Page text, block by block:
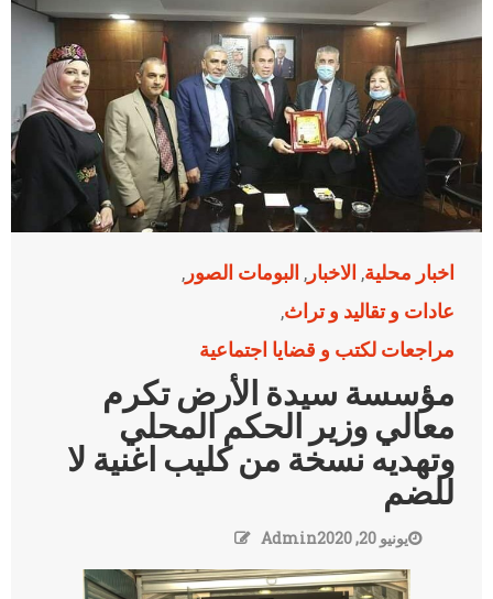
اخبار محلية, الاخبار , البومات الصور ,
عادات و تقاليد و تراث,
مراجعات لكتب و قضايا اجتماعية
مؤسسة سيدة الأرض تكرم
معالي وزير الحكم المحلي
وتهديه نسخة من كليب اغنية لا
للضم
يونيو 20, 2020 Admin